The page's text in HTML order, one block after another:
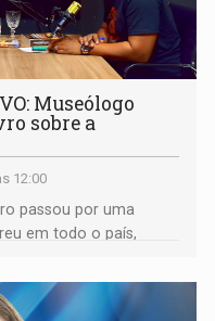
Museólogo
sobre a
12:00
passou por uma
em todo o país,